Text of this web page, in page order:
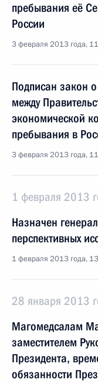
пребывания её
России
3 февраля 2013 года,
Подписан закон
между
экономической
пребывания в
3 февраля 2013 года,
1 февраля 2013
Назначен
перспективных
1 февраля 2013 года,
28 января 2013
Магомедсалам
заместителем
Президента,
обязанности